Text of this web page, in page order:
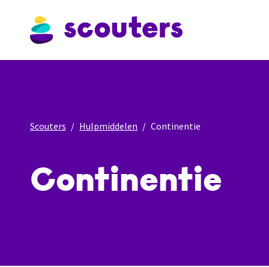
Scouters Hulpmiddelen Continentie
Continentie